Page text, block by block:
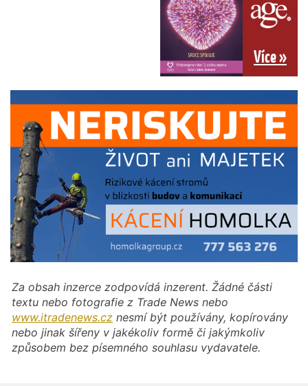
Více »
Za obsah inzerce zodpovídá inzerent. Žádné části
textu nebo fotografie z Trade News nebo
www.itradenews.cz nesmí být používány, kopírovány
nebo jinak šířeny v jakékoliv formě či jakýmkoliv
způsobem bez písemného souhlasu vydavatele.